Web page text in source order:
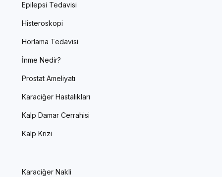
Epilepsi Tedavisi
Histeroskopi
Horlama Tedavisi
İnme Nedir?
Prostat Ameliyatı
Karaciğer Hastalıkları
Kalp Damar Cerrahisi
Kalp Krizi
Karaciğer Nakli